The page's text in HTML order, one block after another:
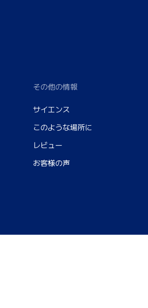
その他の情報
サイエンス
このような場所に
レビュー
お客様の声